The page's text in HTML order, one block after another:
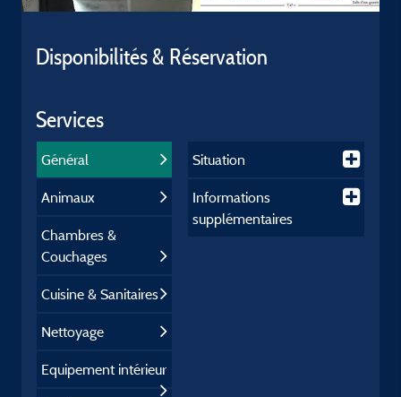
Disponibilités & Réservation
Services
Général
Animaux
Chambres &
Couchages
Cuisine & Sanitaires
Nettoyage
Equipement intérieur
Situation
Informations
supplémentaires